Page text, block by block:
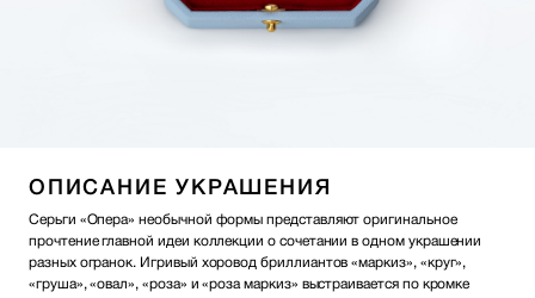
ОПИСАНИЕ УКРАШЕНИЯ
Серьги «Опера» необычной формы представляют оригинальное
прочтение главной идеи коллекции о сочетании в одном украшении
разных огранок. Игривый хоровод бриллиантов «маркиз», «круг»,
«груша», «овал», «роза» и «роза маркиз» выстраивается по кромке